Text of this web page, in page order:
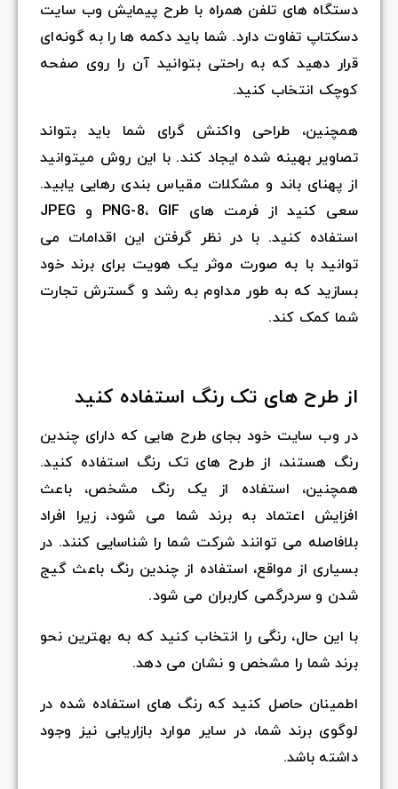
دستگاه های تلفن همراه با طرح پیمایش وب سایت
دسکتاپ تفاوت دارد. شما باید دکمه ها را به گونه‌ای
قرار دهید که به راحتی بتوانید آن را روی صفحه
کوچک انتخاب کنید.
همچنین، طراحی واکنش گرای شما باید بتواند
تصاویر بهینه شده‌ ایجاد کند. با این روش میتوانید
از پهنای باند و مشکلات مقیاس بندی رهایی یابید.
سعی کنید از فرمت های PNG-8، GIF و JPEG
استفاده کنید. با در نظر گرفتن این اقدامات می
توانید با به صورت موثر یک هویت برای برند خود
بسازید که به طور مداوم به رشد و گسترش تجارت
شما کمک کند.
از طرح های تک رنگ استفاده کنید
در وب سایت خود بجای طرح هایی که دارای چندین
رنگ هستند، از طرح های تک رنگ استفاده کنید.
همچنین، استفاده از یک رنگ مشخص، باعث
افزایش اعتماد به برند شما می شود، زیرا افراد
بلافاصله می توانند شرکت شما را شناسایی کنند. در
بسیاری از مواقع، استفاده از چندین رنگ باعث گیج
شدن و سردرگمی کاربران می شود.
با این حال، رنگی را انتخاب کنید که به بهترین نحو
برند شما را مشخص و نشان می دهد.
اطمینان حاصل کنید که رنگ های استفاده شده در
لوگوی برند شما، در سایر موارد بازاریابی نیز وجود
داشته باشد.